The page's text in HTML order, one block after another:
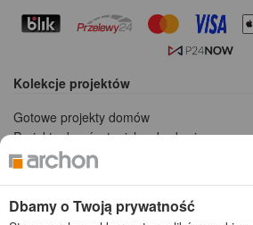
Kolekcje projektów
Gotowe projekty domów
Projekty domów tanich w budowie
Projekty domów szeregowych
Projekty domów wielorodzinnych
Projekty domów bliźniaczych
Dbamy o Twoją prywatność